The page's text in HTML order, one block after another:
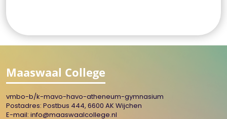
Maaswaal College
vmbo-b/k-mavo-havo-atheneum-gymnasium
Postadres: Postbus 444, 6600 AK Wijchen
E-mail: info@maaswaalcollege.nl